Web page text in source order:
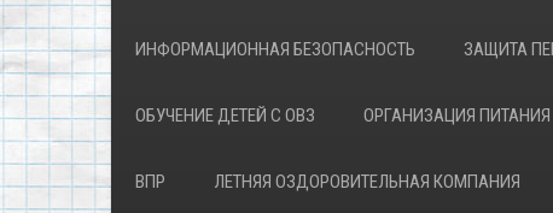
ИНФОРМАЦИОННАЯ БЕЗОПАСНОСТЬ ЗАЩИТА
ОБУЧЕНИЕ ДЕТЕЙ С ОВЗ ОРГАНИЗАЦИЯ
ВПР ЛЕТНЯЯ ОЗДОРОВИТЕЛЬНАЯ КОМПАНИЯ